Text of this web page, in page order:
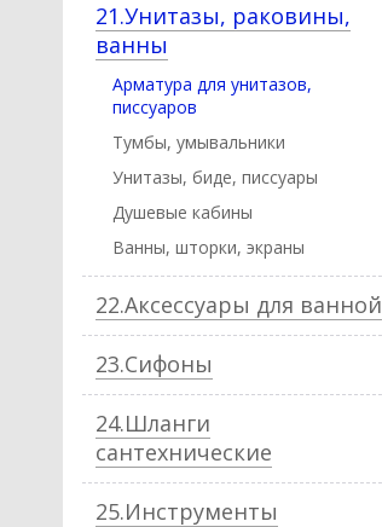
21.Унитазы, раковины,
ванны
Арматура для унитазов,
писсуаров
Тумбы, умывальники
Унитазы, биде, писcуары
Душевые кабины
Ванны, шторки, экраны
22.Аксессуары для ванной
23.Сифоны
24.Шланги
сантехнические
25.Инструменты